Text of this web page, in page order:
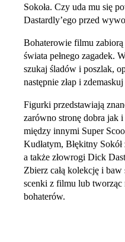
Sokoła. Czy uda mu się
Dastardly’ego przed
Bohaterowie filmu
świata pełnego zagadek.
szukaj śladów i poszlak,
następnie złap i
Figurki przedstawiają
zarówno stronę dobra jak
między innymi Super
Kudłatym, Błękitny
a także złowrogi Dick
Zbierz całą kolekcję i
scenki z filmu lub tworząc
bohaterów.